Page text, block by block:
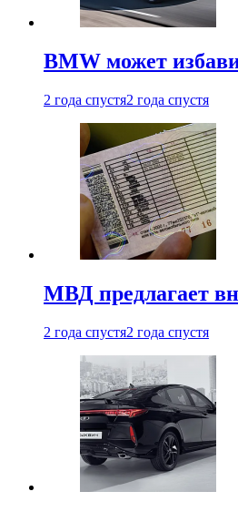
BMW может
2 года спустя2 года спустя
МВД предлагает
2 года спустя2 года спустя